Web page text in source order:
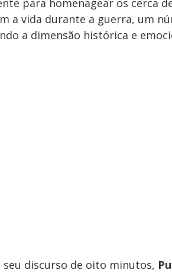
para homenagear os cerca
a vida durante a guerra, um
a dimensão histórica e
seu discurso de oito minutos,